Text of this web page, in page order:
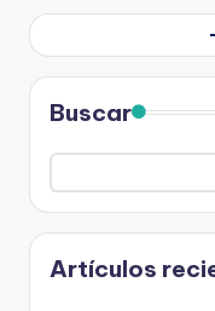
Buscar
Artículos